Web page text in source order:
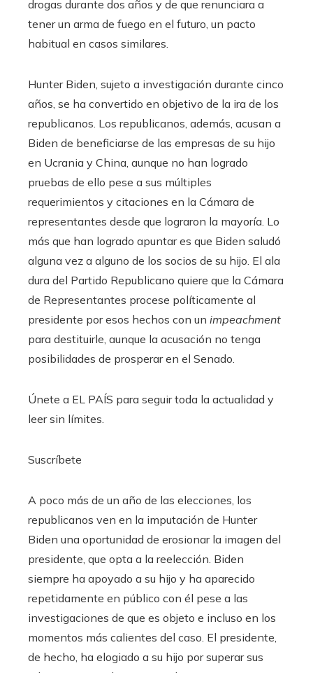
drogas durante dos años y de que renunciara a
tener un arma de fuego en el futuro, un pacto
habitual en casos similares.
Hunter Biden, sujeto a investigación durante cinco
años, se ha convertido en objetivo de la ira de los
republicanos. Los republicanos, además, acusan a
Biden de beneficiarse de las empresas de su hijo
en Ucrania y China, aunque no han logrado
pruebas de ello pese a sus múltiples
requerimientos y citaciones en la Cámara de
representantes desde que lograron la mayoría. Lo
más que han logrado apuntar es que Biden saludó
alguna vez a alguno de los socios de su hijo. El ala
dura del Partido Republicano quiere que la Cámara
de Representantes procese políticamente al
presidente por esos hechos con un impeachment
para destituirle, aunque la acusación no tenga
posibilidades de prosperar en el Senado.
Únete a EL PAÍS para seguir toda la actualidad y
leer sin límites.
Suscríbete
A poco más de un año de las elecciones, los
republicanos ven en la imputación de Hunter
Biden una oportunidad de erosionar la imagen del
presidente, que opta a la reelección. Biden
siempre ha apoyado a su hijo y ha aparecido
repetidamente en público con él pese a las
investigaciones de que es objeto e incluso en los
momentos más calientes del caso. El presidente,
de hecho, ha elogiado a su hijo por superar sus